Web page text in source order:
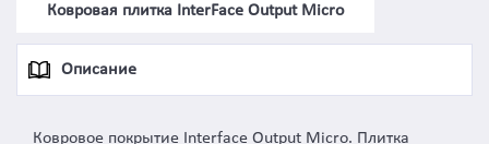
Ковровая плитка InterFace Output Micro
Описание
Ковровое покрытие Interface Output Micro. Плитка